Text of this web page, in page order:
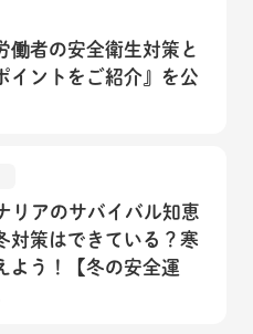
働者の安全衛生対策と
イントをご紹介』を公
リアのサバイバル知恵
対策はできている？寒
よう！【冬の安全運